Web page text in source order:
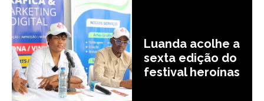
Luanda acolhe a
sexta edição do
festival heroínas